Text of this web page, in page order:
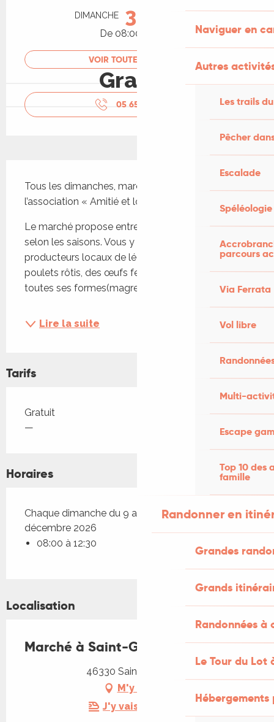
Naviguer en
Autres
Les trails
Pêcher
Escalade
Spéléologie
parcours
Via Ferrata
Vol libre
Multi-
Escape
Top 10 des
famille
Randonner en
Grandes
Grands
Randonnées
Le Tour du Lot
DIMANCHE 30
De 08:00 à 12:30
VOIR TOUTES LES DATES
Gratuit
05 65 31 40
Tous les dimanches, marché organisé et géré par
l’association « Amitié et loisirs ».
Le marché propose entre 10 à 20 exposants
selon les saisons. Vous y trouverez: des
producteurs locaux de légumes de fruits, des
poulets rôtis, des œufs fermiers , du canard sous
toutes ses formes(magrets, confits et...
Lire la suite
Tarifs
Tarifs 2026
Gratuit
—
Horaires
Chaque dimanche du 9 août 2026 au 27
décembre 2026
08:00 à 12:30
Localisation
Marché à Saint-Géry
46330 Saint Géry-Vers
M'y rendre
J'y vais en train !